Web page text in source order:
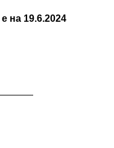
на 19.6.2024